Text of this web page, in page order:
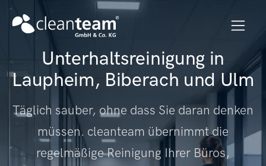
Unterhaltsreinigung in
Laupheim, Biberach und Ulm
Täglich sauber, ohne dass Sie daran denken
müssen. cleanteam übernimmt die
regelmäßige Reinigung Ihrer Büros,